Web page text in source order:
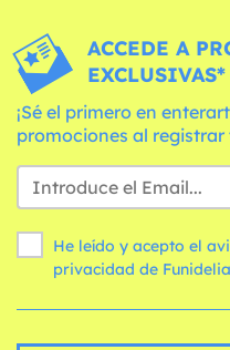
ACCEDE A
EXCLUSIVAS*
¡Sé el primero en
promociones al
He leído y acepto el
privacidad de